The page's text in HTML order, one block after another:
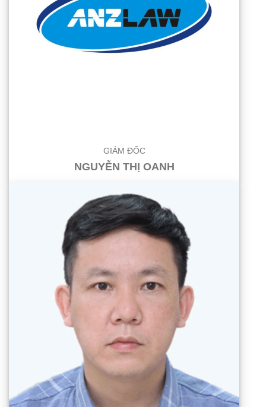
GIÁM ĐỐC
NGUYỄN THỊ OANH